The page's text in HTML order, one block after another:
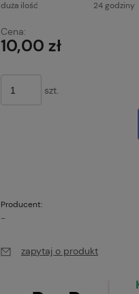
duża ilość
24 godziny
Cena:
10,00 zł
szt.
Producent:
-
zapytaj o produkt